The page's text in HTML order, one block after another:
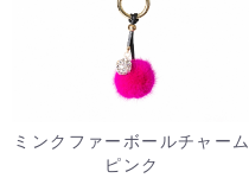
ミンクファーボールチャーム
ピンク